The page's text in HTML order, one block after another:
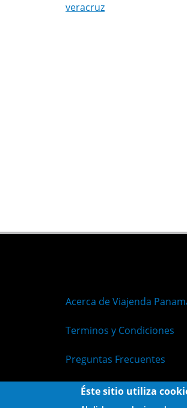
veracruz
Acerca de Viajenda
Terminos y Condiciones
Preguntas Frecuentes
Políticas de Privacidad
Éste sitio utiliza